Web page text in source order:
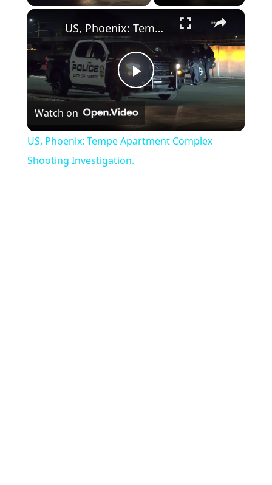
×
Play Video
US, Phoenix: Tempe Apartment Complex Shooting Investigation.
Watch on
US, Phoenix: Tempe Apartment Complex
Shooting Investigation.